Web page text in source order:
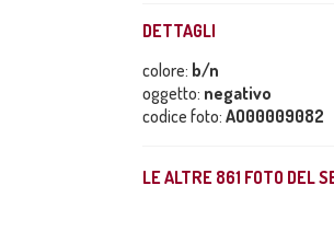
DETTAGLI
colore: b/n
oggetto: negativo
codice foto: AO00009082
LE ALTRE 861 FOTO DEL